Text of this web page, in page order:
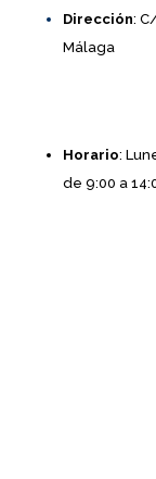
Dirección:
Málaga
Horario:
de 9:00 a